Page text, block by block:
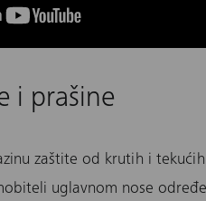
i prašine
zaštite od krutih i
uglavnom nose